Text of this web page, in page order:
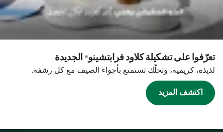
تعرّفوا على تشكيلة كلاود فرابتشينو® الجديدة
لذيذة، كريمية، وتخلّك تستمتع بأجواء الصيف مع كل رشفة.
اكتشف المزيد